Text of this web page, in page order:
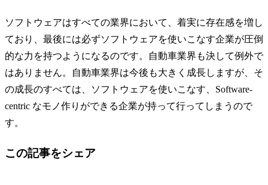
ソフトウェアはすべての業界において、着実に存在感を増し
ており、最後には必ずソフトウェアを使いこなす企業が圧倒
的な力を持つようになるのです。自動車業界も決して例外で
はありません。自動車業界は今後も大きく成長しますが、そ
の成長のすべては、ソフトウェアを使いこなす、Software-
centric なモノ作りができる企業が持って行ってしまうので
す。
この記事をシェア